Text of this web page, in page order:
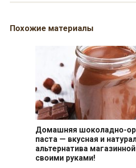
Похожие материалы
Домашняя шоколадно-
паста — вкусная и
альтернатива
своими руками!